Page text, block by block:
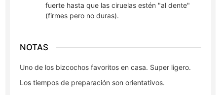
fuerte hasta que las ciruelas estén "al dente"
(firmes pero no duras).
NOTAS
Uno de los bizcochos favoritos en casa. Super ligero.
Los tiempos de preparación son orientativos.